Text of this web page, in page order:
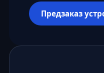
Предзаказ